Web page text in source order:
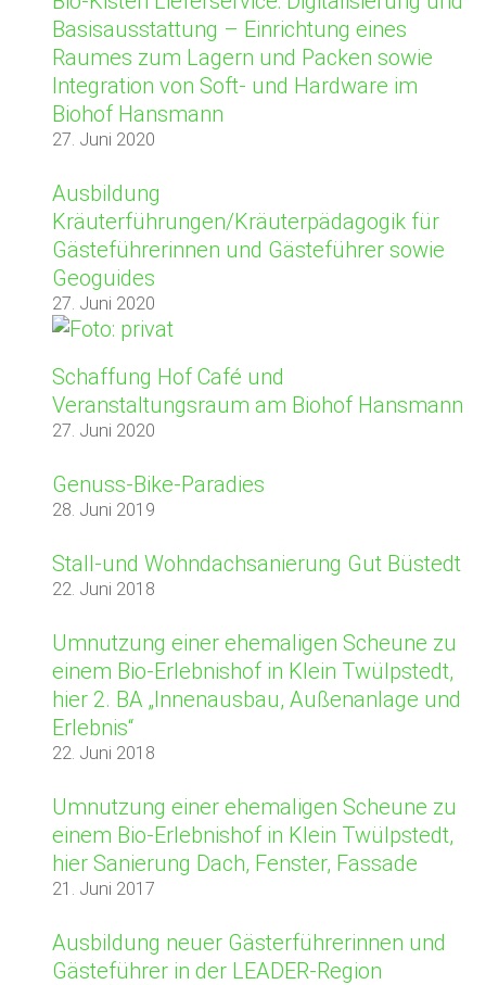
Basisausstattung – Einrichtung eines
Raumes zum Lagern und Packen sowie
Integration von Soft- und Hardware im
Biohof Hansmann
27. Juni 2020
Ausbildung
Kräuterführungen/Kräuterpädagogik für
Gästeführerinnen und Gästeführer sowie
Geoguides
27. Juni 2020
Schaffung Hof Café und
Veranstaltungsraum am Biohof Hansmann
27. Juni 2020
Genuss-Bike-Paradies
28. Juni 2019
Stall-und Wohndachsanierung Gut Büstedt
22. Juni 2018
Umnutzung einer ehemaligen Scheune zu
einem Bio-Erlebnishof in Klein Twülpstedt,
hier 2. BA „Innenausbau, Außenanlage und
Erlebnis“
22. Juni 2018
Umnutzung einer ehemaligen Scheune zu
einem Bio-Erlebnishof in Klein Twülpstedt,
hier Sanierung Dach, Fenster, Fassade
21. Juni 2017
Ausbildung neuer Gästerführerinnen und
Gästeführer in der LEADER-Region